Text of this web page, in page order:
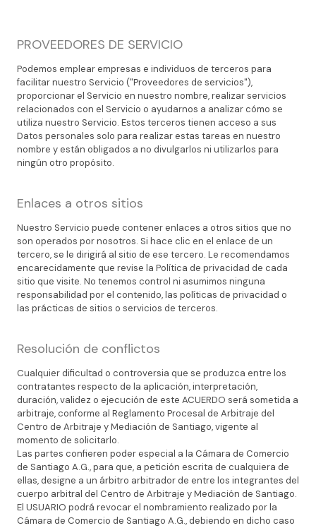
PROVEEDORES DE SERVICIO
Podemos emplear empresas e individuos de terceros para
facilitar nuestro Servicio ("Proveedores de servicios"),
proporcionar el Servicio en nuestro nombre, realizar servicios
relacionados con el Servicio o ayudarnos a analizar cómo se
utiliza nuestro Servicio. Estos terceros tienen acceso a sus
Datos personales solo para realizar estas tareas en nuestro
nombre y están obligados a no divulgarlos ni utilizarlos para
ningún otro propósito.
Enlaces a otros sitios
Nuestro Servicio puede contener enlaces a otros sitios que no
son operados por nosotros. Si hace clic en el enlace de un
tercero, se le dirigirá al sitio de ese tercero. Le recomendamos
encarecidamente que revise la Política de privacidad de cada
sitio que visite. No tenemos control ni asumimos ninguna
responsabilidad por el contenido, las políticas de privacidad o
las prácticas de sitios o servicios de terceros.
Resolución de conflictos
Cualquier dificultad o controversia que se produzca entre los
contratantes respecto de la aplicación, interpretación,
duración, validez o ejecución de este ACUERDO será sometida a
arbitraje, conforme al Reglamento Procesal de Arbitraje del
Centro de Arbitraje y Mediación de Santiago, vigente al
momento de solicitarlo.
Las partes confieren poder especial a la Cámara de Comercio
de Santiago A.G., para que, a petición escrita de cualquiera de
ellas, designe a un árbitro arbitrador de entre los integrantes del
cuerpo arbitral del Centro de Arbitraje y Mediación de Santiago.
El USUARIO podrá revocar el nombramiento realizado por la
Cámara de Comercio de Santiago A.G., debiendo en dicho caso